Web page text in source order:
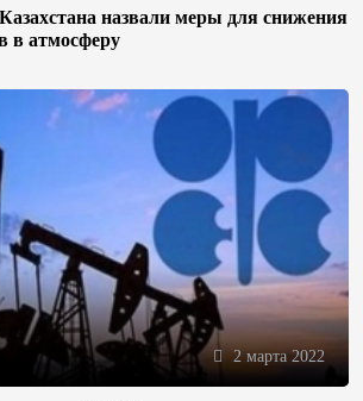
назвали меры для снижения
в атмосферу
2 марта 2022